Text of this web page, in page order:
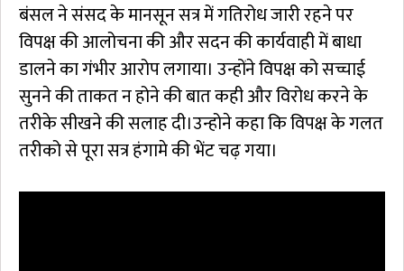
बंसल ने संसद के मानसून सत्र में गतिरोध जारी रहने पर
विपक्ष की आलोचना की और सदन की कार्यवाही में बाधा
डालने का गंभीर आरोप लगाया। उन्होंने विपक्ष को सच्चाई
सुनने की ताकत न होने की बात कही और विरोध करने के
तरीके सीखने की सलाह दी।उन्होने कहा कि विपक्ष के गलत
तरीको से पूरा सत्र हंगामे की भेंट चढ़ गया।